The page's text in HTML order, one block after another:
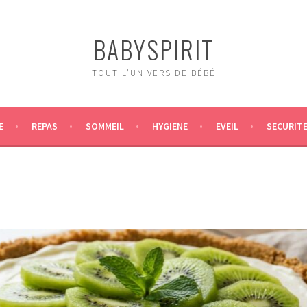
BABYSPIRIT
TOUT L'UNIVERS DE BÉBÉ
REPAS SOMMEIL HYGIENE EVEIL SECURITE